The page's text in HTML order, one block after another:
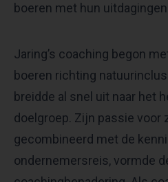
boeren met hun uitdagingen.
Jaring’s coaching begon
boeren richting
breidde al snel uit naar het
doelgroep. Zijn passie voor
gecombineerd met de
ondernemersreis, vormde